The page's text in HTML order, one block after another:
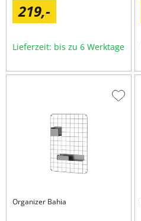
219,-
Lieferzeit: bis zu 6 Werktage
Organizer Bahia
Zur